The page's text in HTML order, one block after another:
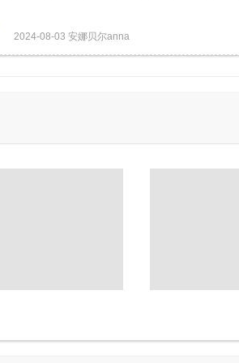
2024-08-03 安娜贝尔anna